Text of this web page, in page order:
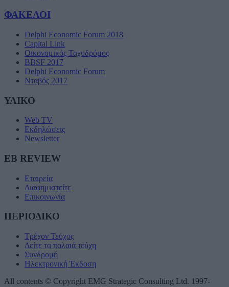
ΦΑΚΕΛΟΙ
Delphi Economic Forum 2018
Capital Link
Οικονομικός Ταχυδρόμος
BBSF 2017
Delphi Economic Forum
Νταβός 2017
ΥΛΙΚΟ
Web TV
Εκδηλώσεις
Newsletter
EB REVIEW
Εταιρεία
Διαφημιστείτε
Επικοινωνία
ΠΕΡΙΟΔΙΚΟ
Τρέχον Τεύχος
Δείτε τα παλαιά τεύχη
Συνδρομή
Ηλεκτρονική Έκδοση
All contents © Copyright EMG Strategic Consulting Ltd. 1997-